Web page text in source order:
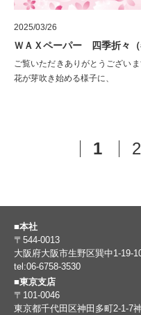
2025/03/26
ＷＡＸペーパー 四季折々（
ご覧いただきありがとうござい
花が芽吹き始める様子に、
1 2
■本社
〒544-0013
大阪府大阪市生野区巽中1-19-
tel:06-6758-3530
■東京支店
〒101-0046
東京都千代田区神田多町2-1-7